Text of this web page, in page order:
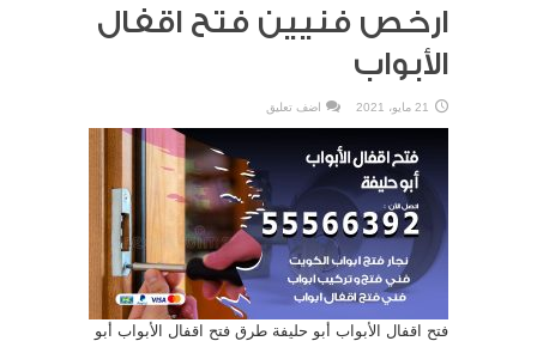
ارخص فنيين فتح اقفال
الأبواب
21 مايو، 2021 اضف تعليق
فتح اقفال الأبواب أبو حليفة طرق فتح اقفال الأبواب أبو